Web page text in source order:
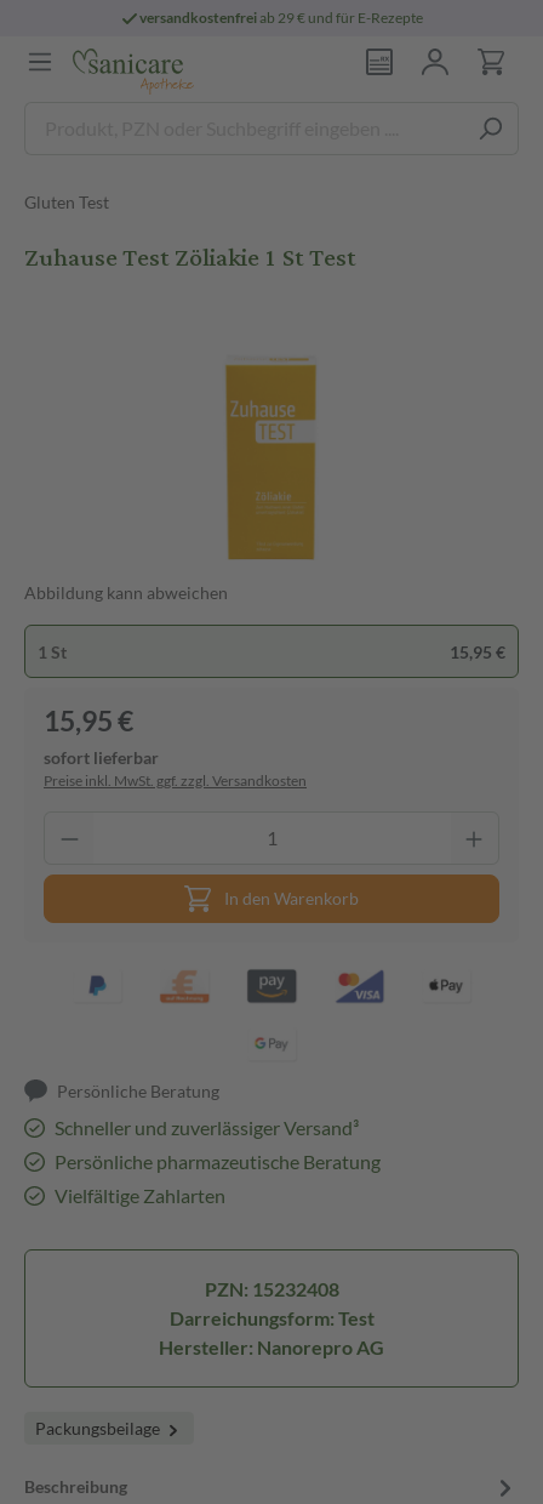
versandkostenfreiab 29 € und für E-Rezepte
Gluten Test
Zuhause Test Zöliakie 1 St Test
Abbildung kann abweichen
1 St 15,95 €
15,95 €
sofort lieferbar
Preise inkl. MwSt. ggf. zzgl. Versandkosten
In den Warenkorb
Persönliche Beratung
Schneller und zuverlässiger Versand³
Persönliche pharmazeutische Beratung
Vielfältige Zahlarten
PZN: 15232408
Darreichungsform: Test
Hersteller: Nanorepro AG
Packungsbeilage
Beschreibung